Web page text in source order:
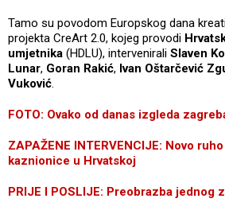
Tamo su povodom Europskog dana
projekta CreArt 2.0, kojeg provodi
umjetnika (HDLU), intervenirali Slaven
Lunar, Goran Rakić, Ivan Oštarčević
Vuković.
FOTO: Ovako od danas izgleda
ZAPAŽENE INTERVENCIJE: Novo
kaznionice u Hrvatskoj
PRIJE I POSLIJE: Preobrazba jednog